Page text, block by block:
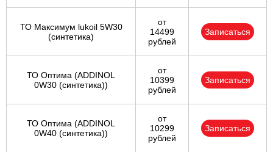
ТО Максимум lukoil 5W30
(синтетика)
от
14499
рублей
Записаться
ТО Оптима (ADDINOL
0W30 (синтетика))
от
10399
рублей
Записаться
ТО Оптима (ADDINOL
0W40 (синтетика))
от
10299
рублей
Записаться